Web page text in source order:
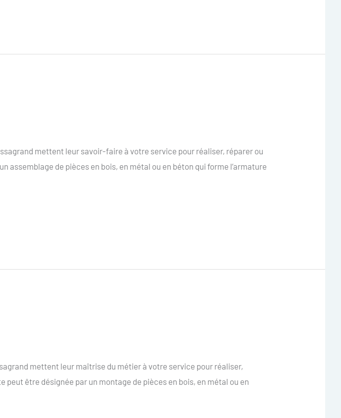
mettent leur savoir-faire à votre service pour réaliser, réparer ou
assemblage de pièces en bois, en métal ou en béton qui forme l’armature
mettent leur maîtrise du métier à votre service pour réaliser,
être désignée par un montage de pièces en bois, en métal ou en